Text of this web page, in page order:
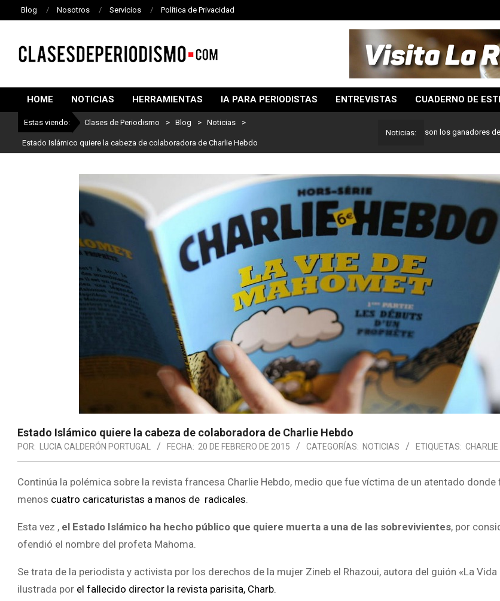
Blog Nosotros Servicios Política de Privacidad
DE
PERIODISMO
HOME NOTICIAS HERRAMIENTAS IA PARA PERIODISTAS ENTREVISTAS CUADERNO DE
Estas viendo: Clases de Periodismo > Blog > Noticias >
Estado Islámico quiere la cabeza de colaboradora de Charlie Hebdo
Noticias:
Lo mejor del periodismo: Estos son los ganadores del Premio
Estado Islámico quiere la cabeza de colaboradora de Charlie Hebdo
POR: LUCIA CALDERÓN PORTUGAL FECHA: 20 DE FEBRERO DE 2015 CATEGORÍAS: NOTICIAS ETIQUETAS: CHARLIE
Continúa la polémica sobre la revista francesa Charlie Hebdo, medio que fue víctima de un atentado donde
menos cuatro caricaturistas a manos de radicales.
Esta vez , el Estado Islámico ha hecho público que quiere muerta a una de las sobrevivientes, por
ofendió el nombre del profeta Mahoma.
Se trata de la periodista y activista por los derechos de la mujer Zineb el Rhazoui, autora del guión «La Vida
ilustrada por el fallecido director la revista parisita, Charb.